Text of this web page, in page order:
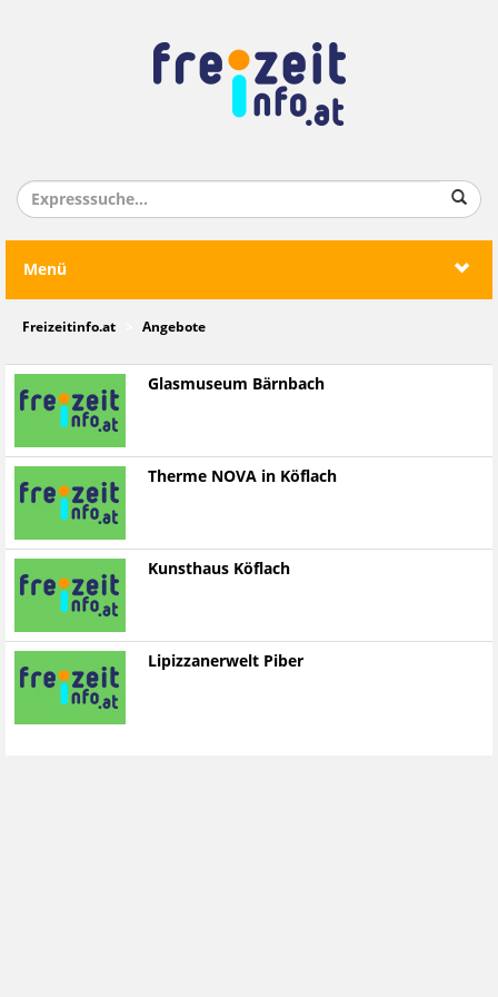
Menü
Freizeitinfo.at Angebote
Glasmuseum Bärnbach
Therme NOVA in Köflach
Kunsthaus Köflach
Lipizzanerwelt Piber